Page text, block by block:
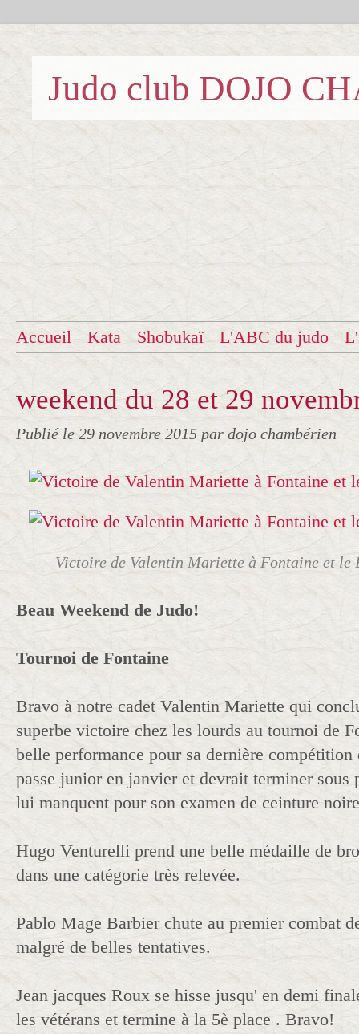
Judo club DOJO
Accueil Kata Shobukaï L'ABC du judo
weekend du 28 et 29
Publié le 29 novembre 2015 par dojo chambérien
Victoire de Valentin Mariette à Fontaine et le
Beau Weekend de Judo!
Tournoi de Fontaine
Bravo à notre cadet Valentin Mariette qui
superbe victoire chez les lourds au tournoi de
belle performance pour sa dernière
passe junior en janvier et devrait terminer sous
lui manquent pour son examen de ceinture
Hugo Venturelli prend une belle médaille de
dans une catégorie très relevée.
Pablo Mage Barbier chute au premier combat
malgré de belles tentatives.
Jean jacques Roux se hisse jusqu' en demi
les vétérans et termine à la 5è place . Bravo!